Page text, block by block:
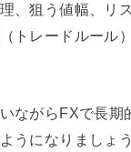
、狙う値幅、リ
トレードルール
ながらFXで長期
うになりましょう